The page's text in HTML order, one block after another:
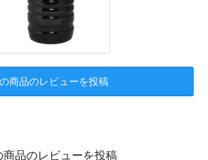
商品のレビューを投稿
商品のレビューを投稿